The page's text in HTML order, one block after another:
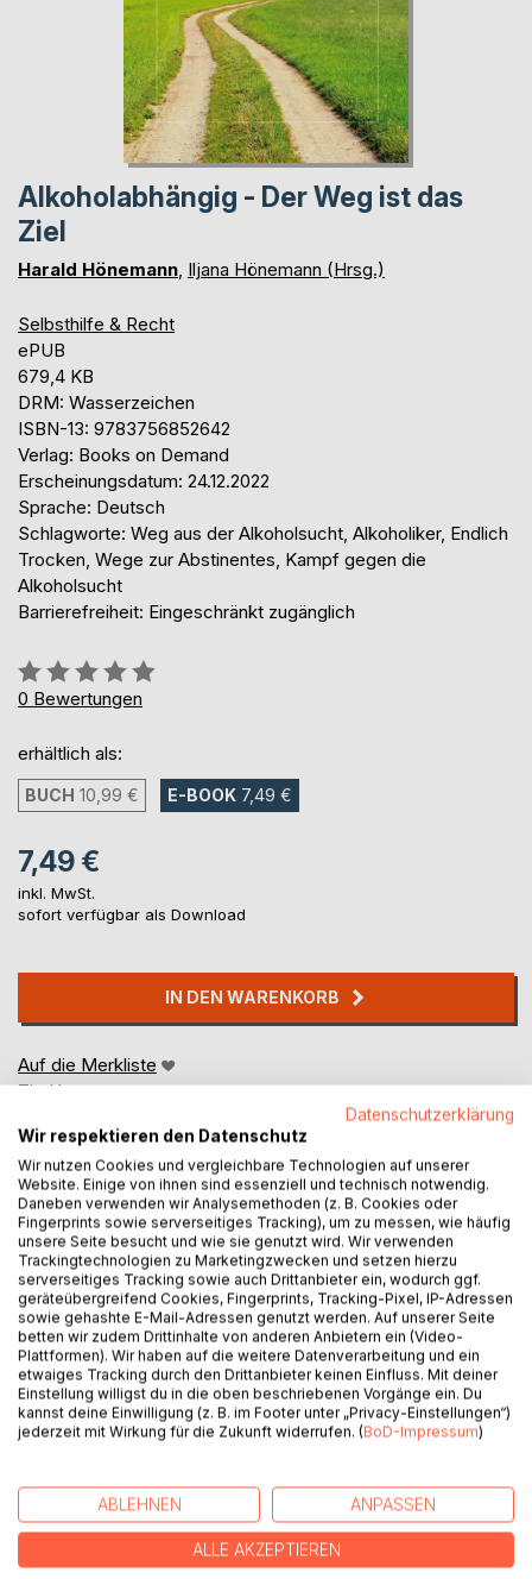
Alkoholabhängig - Der Weg ist das
Ziel
Harald Hönemann, Iljana Hönemann (Hrsg.)
Selbsthilfe & Recht
ePUB
679,4 KB
DRM: Wasserzeichen
ISBN-13: 9783756852642
Verlag: Books on Demand
Erscheinungsdatum: 24.12.2022
Sprache: Deutsch
Schlagworte: Weg aus der Alkoholsucht, Alkoholiker, Endlich
Trocken, Wege zur Abstinentes, Kampf gegen die
Alkoholsucht
Barrierefreiheit: Eingeschränkt zugänglich
Bewertung::
0%
0 Bewertungen
erhältlich als:
BUCH 10,99 € E-BOOK 7,49 €
7,49 €
inkl. MwSt.
sofort verfügbar als Download
IN DEN WARENKORB
Auf die Merkliste
Titel bewerten
BESCHREIBUNG
Harald Hönemann ist trockener Alkoholiker.
"Alkoholabhängig - Der Weg ist das Ziel" beschreibt den
Weg, den er gegangen ist, um ein Leben in Abstinenz zu
leben. Er schreibt über seine Aufenthalte in Suchtkliniken,
seine Erfahrungen mit Mitpatienten und Klinikpersonal und
hinsichtlich der Sucht und seiner selbst zu kommen.
Ich habe in nassen Zeiten nicht nur getrunken, nein, ich
habe gesoffen. In diesem Buch möchte ich meinen Weg
aus der Sucht schildern, mit dem Wissen, dass ich
Datenschutzerklärung
Wir respektieren den Datenschutz
Wir nutzen Cookies und vergleichbare Technologien auf unserer
Website. Einige von ihnen sind essenziell und technisch notwendig.
Daneben verwenden wir Analysemethoden (z. B. Cookies oder
Fingerprints sowie serverseitiges Tracking), um zu messen, wie häufig
unsere Seite besucht und wie sie genutzt wird. Wir verwenden
Trackingtechnologien zu Marketingzwecken und setzen hierzu
serverseitiges Tracking sowie auch Drittanbieter ein, wodurch ggf.
geräteübergreifend Cookies, Fingerprints, Tracking-Pixel, IP-Adressen
sowie gehashte E-Mail-Adressen genutzt werden. Auf unserer Seite
betten wir zudem Drittinhalte von anderen Anbietern ein (Video-
Plattformen). Wir haben auf die weitere Datenverarbeitung und ein
etwaiges Tracking durch den Drittanbieter keinen Einfluss. Mit deiner
Einstellung willigst du in die oben beschriebenen Vorgänge ein. Du
kannst deine Einwilligung (z. B. im Footer unter „Privacy-Einstellungen“)
jederzeit mit Wirkung für die Zukunft widerrufen. (BoD-Impressum)
ABLEHNEN ANPASSEN
ALLE AKZEPTIEREN